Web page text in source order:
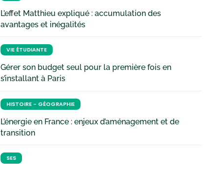
L’effet Matthieu expliqué : accumulation des
avantages et inégalités
VIE ÉTUDIANTE
Gérer son budget seul pour la première fois en
s’installant à Paris
HISTOIRE - GÉOGRAPHIE
L’énergie en France : enjeux d’aménagement et de
transition
SES